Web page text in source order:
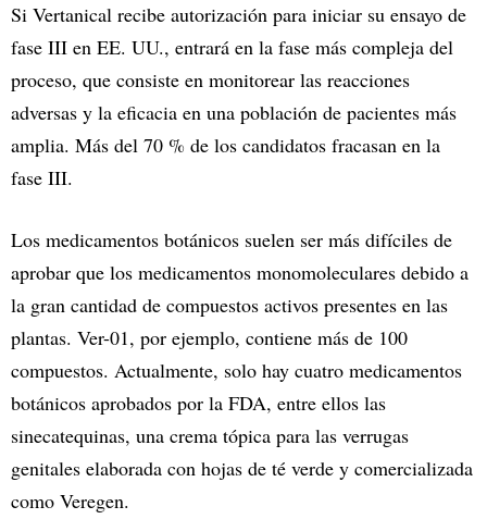
Si Vertanical recibe autorización para iniciar su ensayo de
fase III en EE. UU., entrará en la fase más compleja del
proceso, que consiste en monitorear las reacciones
adversas y la eficacia en una población de pacientes más
amplia. Más del 70 % de los candidatos fracasan en la
fase III.
Los medicamentos botánicos suelen ser más difíciles de
aprobar que los medicamentos monomoleculares debido a
la gran cantidad de compuestos activos presentes en las
plantas. Ver-01, por ejemplo, contiene más de 100
compuestos. Actualmente, solo hay cuatro medicamentos
botánicos aprobados por la FDA, entre ellos las
sinecatequinas, una crema tópica para las verrugas
genitales elaborada con hojas de té verde y comercializada
como Veregen.